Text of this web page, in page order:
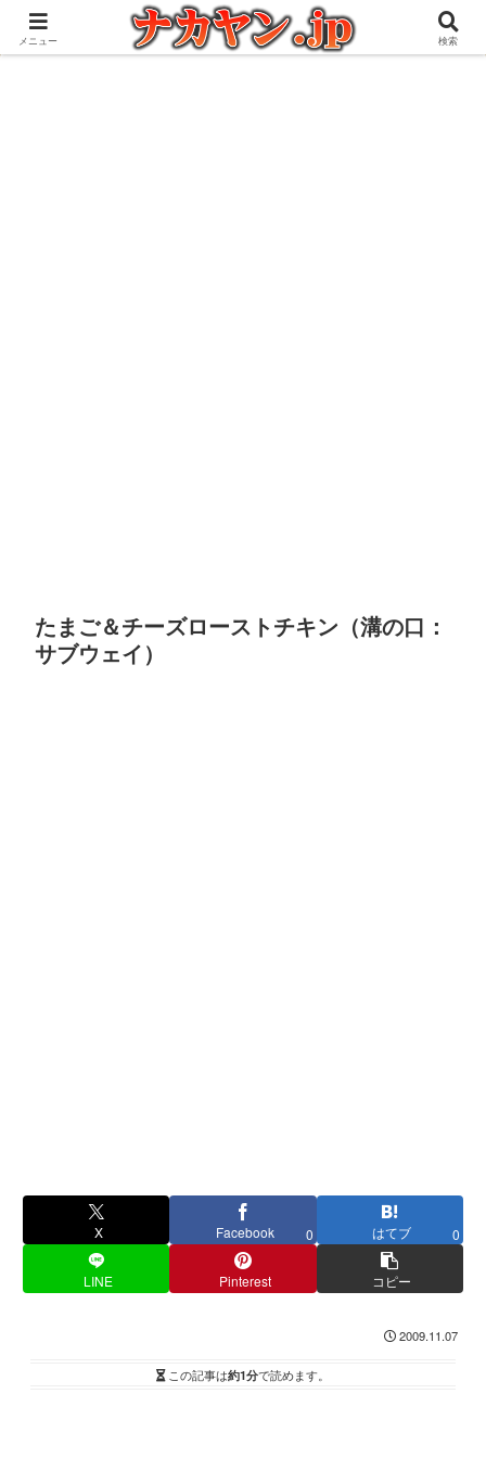
アウトドアとガジェット好きな管理人の愉快な日々を綴るブログ
たまご＆チーズローストチキン（溝の口：
サブウェイ）
X Facebook 0 はてブ 0
LINE Pinterest コピー
2009.11.07
この記事は約1分で読めます。
メニュー 検索